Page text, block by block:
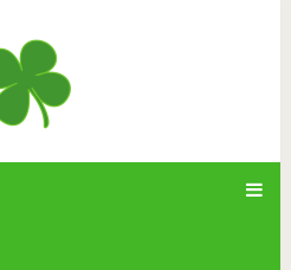
козле по
Афанасьево